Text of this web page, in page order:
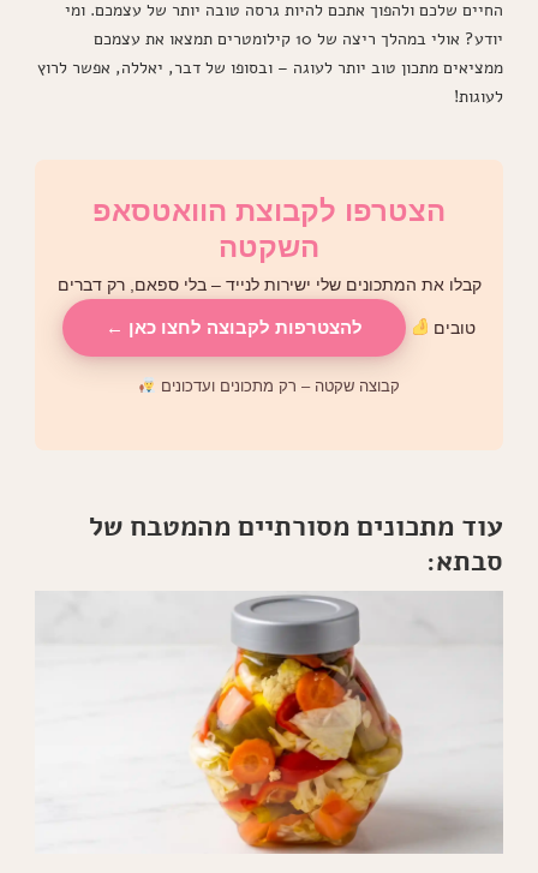
החיים שלכם ולהפוך אתכם להיות גרסה טובה יותר של עצמכם. ומי
יודע? אולי במהלך ריצה של 10 קילומטרים תמצאו את עצמכם
ממציאים מתכון טוב יותר לעוגה – ובסופו של דבר, יאללה, אפשר לרוץ
לעוגות!
הצטרפו לקבוצת הוואטסאפ
השקטה
קבלו את המתכונים שלי ישירות לנייד – בלי ספאם, רק דברים
טובים להצטרפות לקבוצה לחצו כאן ←
קבוצה שקטה – רק מתכונים ועדכונים
עוד מתכונים מסורתיים מהמטבח של
סבתא: